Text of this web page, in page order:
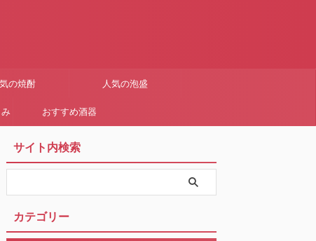
の焼酎 人気の泡盛
おすすめ酒器
サイト内検索
カテゴリー